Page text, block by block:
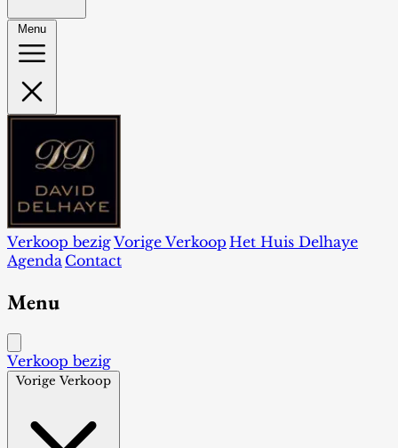
Menu
Verkoop bezigVorige Verkoop Het Huis Delhaye
Agenda Contact
Menu
Verkoop bezig
Vorige Verkoop